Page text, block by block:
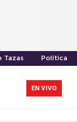
Tazas Política
EN VIVO